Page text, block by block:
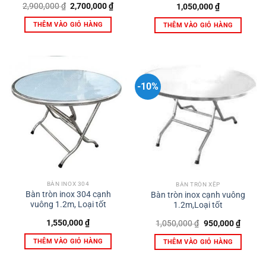
2,900,000₫ Giá
gốc
là:
2,900,000 ₫.
2,700,000₫Giá
hiện
2,700,000 ₫.
THÊM VÀO GIỎ HÀNG
1,050,000₫
THÊM VÀO GIỎ HÀNG
BÀN INOX 304
Bàn tròn inox 304 cạnh
vuông 1.2m, Loại tốt
1,550,000₫
THÊM VÀO GIỎ HÀNG
-10%
BÀN TRÒN XẾP
Bàn tròn inox cạnh vuông
1.2m,Loại tốt
1,050,000₫ Giá
là:
1,050,000 ₫.
950,000₫Giá
hiện
tại
THÊM VÀO GIỎ HÀNG